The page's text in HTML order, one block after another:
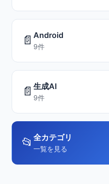
📄 Android
9件
📄 生成AI
9件
📂 全カテゴリ
一覧を見る